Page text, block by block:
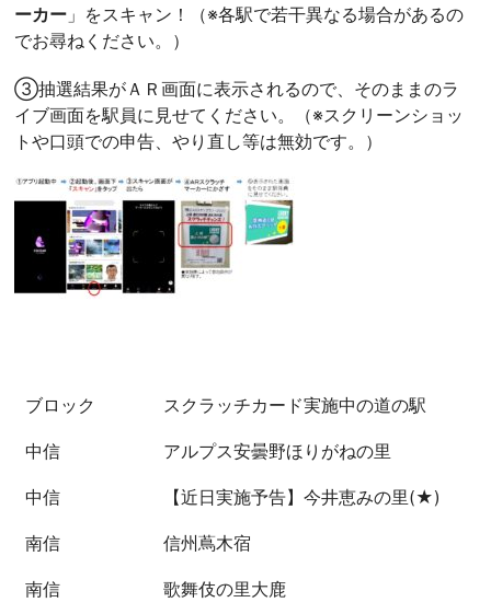
ーカー 」をスキャン！（※各駅で若干異なる場合があるの
でお尋ねください。）
③抽選結果がＡＲ画面に表示されるので、そのままのラ
イブ画面を駅員に見せてください。（※スクリーンショッ
トや口頭での申告、やり直し等は無効です。）
ブロック スクラッチカード実施中の道の駅
中信 アルプス安曇野ほりがねの里
中信 【近日実施予告】今井恵みの里(★)
南信 信州蔦木宿
南信 歌舞伎の里大鹿